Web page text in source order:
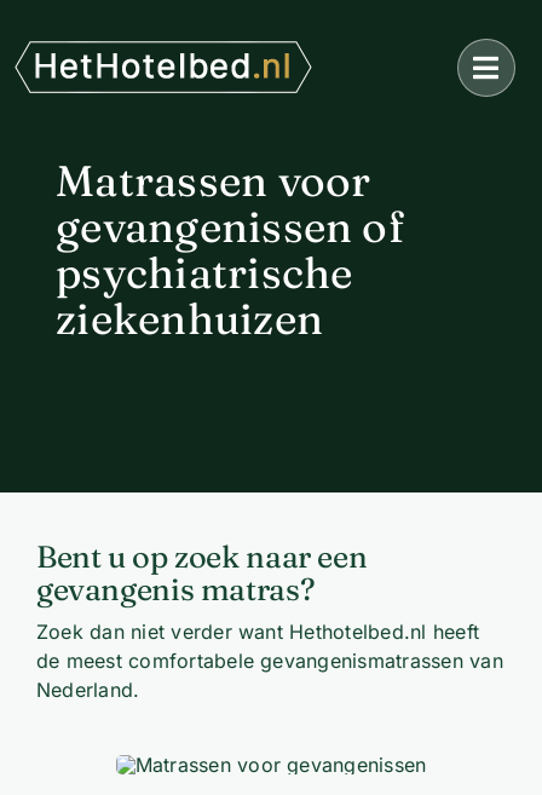
naar
inhoud
Matrassen voor
gevangenissen of
psychiatrische
ziekenhuizen
Bent u op zoek naar een
gevangenis matras?
Zoek dan niet verder want Hethotelbed.nl heeft
de meest comfortabele gevangenismatrassen van
Nederland.